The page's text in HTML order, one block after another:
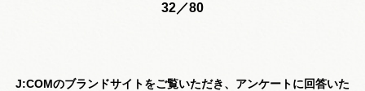
32／80
J:COMのブランドサイトをご覧いただき、 アンケートに回答いた